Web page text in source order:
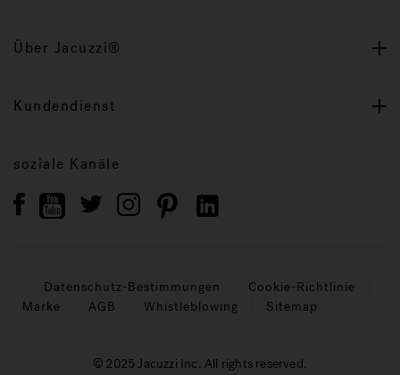
Über Jacuzzi®
Kundendienst
soziale Kanäle
Datenschutz-Bestimmungen
Cookie-Richtlinie
Marke
AGB Whistleblowing Sitemap
© 2025 Jacuzzi Inc. All rights reserved.